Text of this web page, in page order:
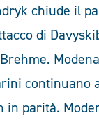
chiude il
di
continuano
in parità.